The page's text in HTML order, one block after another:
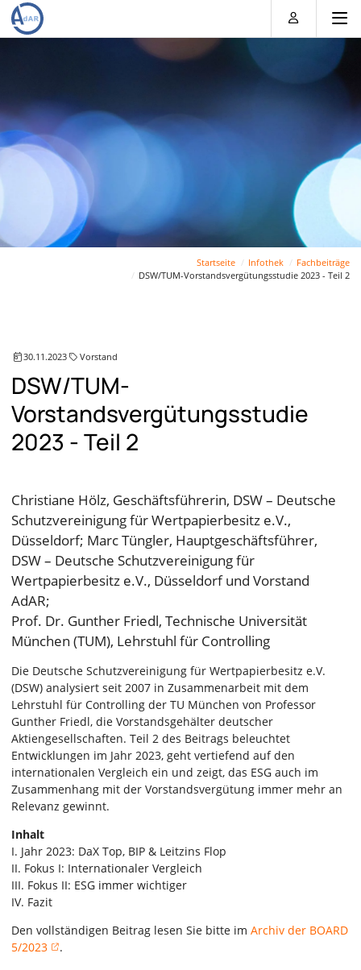
Direkt
zum
Inhalt
Direkt
zum
Hauptmenu
Direkt
zur
Suche
Direkt
zum
Footer
Startseite Infothek
Fachbeiträge
DSW/TUM-Vorstandsvergütungsstudie 2023 - Teil 2
30.11.2023 Vorstand
DSW/TUM-
Vorstandsvergütungsstudie
2023 - Teil 2
Christiane Hölz, Geschäftsführerin, DSW – Deutsche
Schutzvereinigung für Wertpapierbesitz e.V.,
Düsseldorf; Marc Tüngler, Hauptgeschäftsführer,
DSW – Deutsche Schutzvereinigung für
Wertpapierbesitz e.V., Düsseldorf und Vorstand
AdAR;
Prof. Dr. Gunther Friedl, Technische Universität
München (TUM), Lehrstuhl für Controlling
Die Deutsche Schutzvereinigung für Wertpapierbesitz e.V.
(DSW) analysiert seit 2007 in Zusammenarbeit mit dem
Lehrstuhl für Controlling der TU München von Professor
Gunther Friedl, die Vorstandsgehälter deutscher
Aktiengesellschaften. Teil 2 des Beitrags beleuchtet
Entwicklungen im Jahr 2023, geht vertiefend auf den
internationalen Vergleich ein und zeigt, das ESG auch im
Zusammenhang mit der Vorstandsvergütung immer mehr an
Relevanz gewinnt.
Inhalt
I. Jahr 2023: DaX Top, BIP & Leitzins Flop
II. Fokus I: Internationaler Vergleich
III. Fokus II: ESG immer wichtiger
IV. Fazit
Den vollständigen Beitrag lesen Sie bitte im Archiv der BOARD
5/2023
.